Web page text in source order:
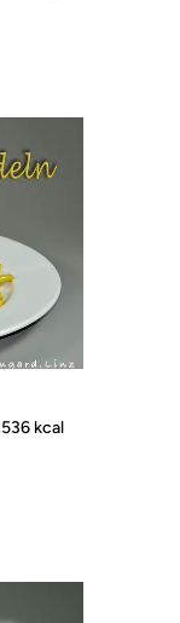
kcal